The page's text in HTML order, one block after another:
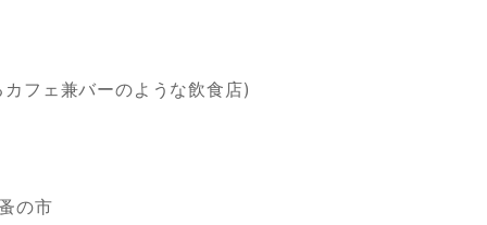
フェ兼バーのような飲食店)
の市